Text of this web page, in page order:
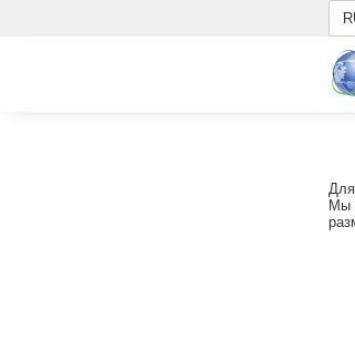
Для
Мы